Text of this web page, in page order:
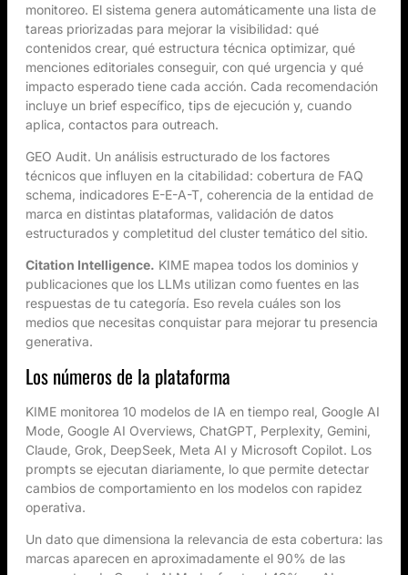
monitoreo. El sistema genera automáticamente una lista de
tareas priorizadas para mejorar la visibilidad: qué
contenidos crear, qué estructura técnica optimizar, qué
menciones editoriales conseguir, con qué urgencia y qué
impacto esperado tiene cada acción. Cada recomendación
incluye un brief específico, tips de ejecución y, cuando
aplica, contactos para outreach.
GEO Audit. Un análisis estructurado de los factores
técnicos que influyen en la citabilidad: cobertura de FAQ
schema, indicadores E-E-A-T, coherencia de la entidad de
marca en distintas plataformas, validación de datos
estructurados y completitud del cluster temático del sitio.
Citation Intelligence. KIME mapea todos los dominios y
publicaciones que los LLMs utilizan como fuentes en las
respuestas de tu categoría. Eso revela cuáles son los
medios que necesitas conquistar para mejorar tu presencia
generativa.
Los números de la plataforma
KIME monitorea 10 modelos de IA en tiempo real, Google AI
Mode, Google AI Overviews, ChatGPT, Perplexity, Gemini,
Claude, Grok, DeepSeek, Meta AI y Microsoft Copilot. Los
prompts se ejecutan diariamente, lo que permite detectar
cambios de comportamiento en los modelos con rapidez
operativa.
Un dato que dimensiona la relevancia de esta cobertura: las
marcas aparecen en aproximadamente el 90% de las